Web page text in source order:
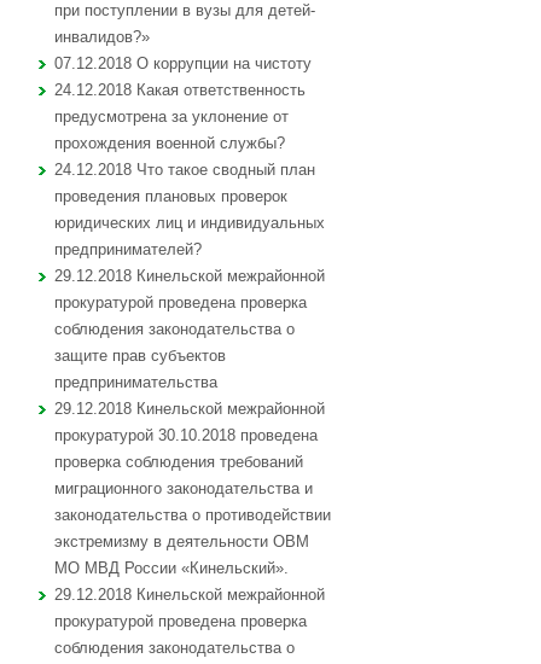
при поступлении в вузы для детей-
инвалидов?»
07.12.2018 О коррупции на чистоту
24.12.2018 Какая ответственность
предусмотрена за уклонение от
прохождения военной службы?
24.12.2018 Что такое сводный план
проведения плановых проверок
юридических лиц и индивидуальных
предпринимателей?
29.12.2018 Кинельской межрайонной
прокуратурой проведена проверка
соблюдения законодательства о
защите прав субъектов
предпринимательства
29.12.2018 Кинельской межрайонной
прокуратурой 30.10.2018 проведена
проверка соблюдения требований
миграционного законодательства и
законодательства о противодействии
экстремизму в деятельности ОВМ
МО МВД России «Кинельский».
29.12.2018 Кинельской межрайонной
прокуратурой проведена проверка
соблюдения законодательства о